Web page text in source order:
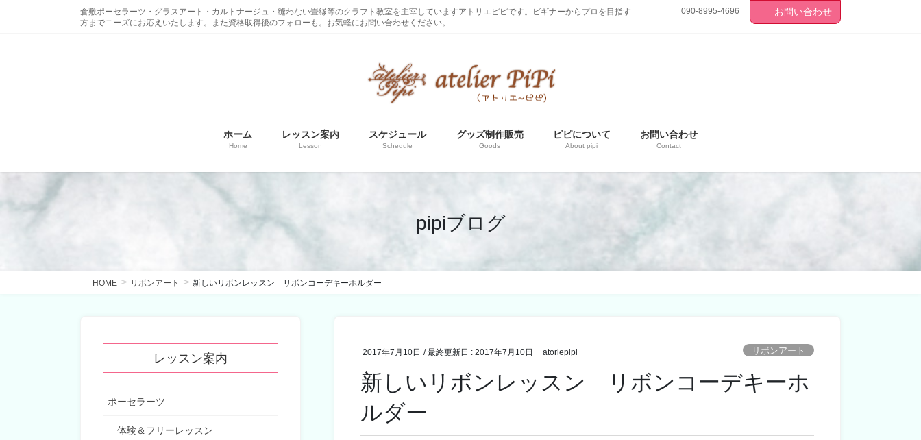
倉敷ポーセラーツ・グラスアート・カルトナージュ・縫わない畳縁等のクラフト教室を主宰していますアトリエピピです。ビギナーからプロを目指す
方までニーズにお応えいたします。また資格取得後のフォローも。お気軽にお問い合わせください。
090-8995-4696 お問い合わせ
ホーム
Home
レッスン案内
Lesson
スケジュール
Schedule
グッズ制作販売
Goods
ピピについて
About pipi
お問い合わせ
Contact
pipiブログ
HOME リボンアート 新しいリボンレッスン リボンコーデキーホルダー
2017年7月10日 / 最終更新日 :2017年7月10日 atoriepipi リボンアート
新しいリボンレッスン リボンコーデキーホ
ルダー
レッスン案内
ポーセラーツ
体験＆フリーレッスン